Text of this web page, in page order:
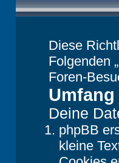
Diese
Folgenden
Foren-
Deine
phpBB
kleine